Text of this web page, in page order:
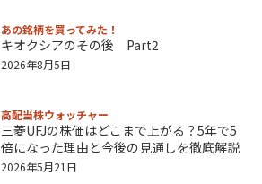
あの銘柄を買ってみた！
キオクシアのその後 Part2
2026年8月5日
高配当株ウォッチャー
三菱UFJの株価はどこまで上がる？5年で5
倍になった理由と今後の見通しを徹底解説
2026年5月21日